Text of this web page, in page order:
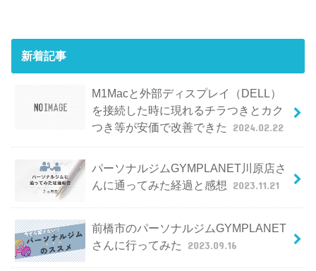
新着記事
M1Macと外部ディスプレイ（DELL）
を接続した時に現れるチラつきとカク
つき等が安価で改善できた
2024.02.22
パーソナルジムGYMPLANET川原店さ
んに通ってみた経過と感想 2023.11.21
前橋市のパーソナルジムGYMPLANET
さんに行ってみた
2023.09.16